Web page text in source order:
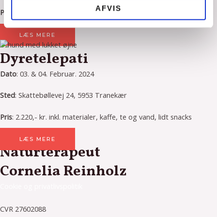
AFVIS
Pris : 4 x 3750,- kr. (ratebetaling).
LÆS MERE
Dyretelepati
Dato: 03. & 04. Februar. 2024
Sted: Skattebøllevej 24, 5953 Tranekær
Pris: 2.220,- kr. inkl. materialer, kaffe, te og vand, lidt snacks
LÆS MERE
Naturterapeut
Cornelia Reinholz
CVR 27602088